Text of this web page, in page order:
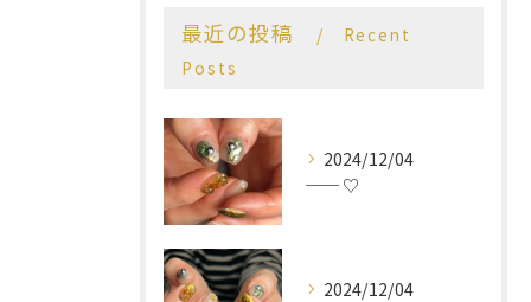
最近の投稿
Recent
Posts
2024/12/04
── ♡
2024/12/04